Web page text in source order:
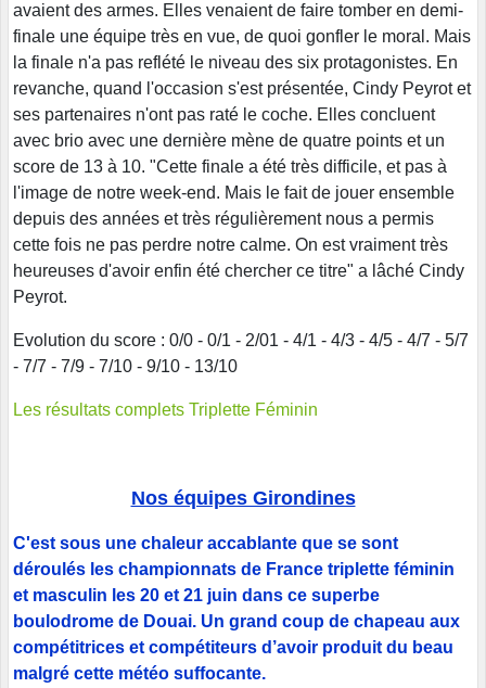
avaient des armes. Elles venaient de faire tomber en demi-
finale une équipe très en vue, de quoi gonfler le moral. Mais
la finale n'a pas reflété le niveau des six protagonistes. En
revanche, quand l'occasion s'est présentée, Cindy Peyrot et
ses partenaires n'ont pas raté le coche. Elles concluent
avec brio avec une dernière mène de quatre points et un
score de 13 à 10. "Cette finale a été très difficile, et pas à
l'image de notre week-end. Mais le fait de jouer ensemble
depuis des années et très régulièrement nous a permis
cette fois ne pas perdre notre calme. On est vraiment très
heureuses d'avoir enfin été chercher ce titre" a lâché Cindy
Peyrot.
Evolution du score : 0/0 - 0/1 - 2/01 - 4/1 - 4/3 - 4/5 - 4/7 - 5/7
- 7/7 - 7/9 - 7/10 - 9/10 - 13/10
Les résultats complets Triplette Féminin
Nos équipes Girondines
C'est sous une chaleur accablante que se sont
déroulés les championnats de France triplette féminin
et masculin les 20 et 21 juin dans ce superbe
boulodrome de Douai. Un grand coup de chapeau aux
compétitrices et compétiteurs d’avoir produit du beau
malgré cette météo suffocante.